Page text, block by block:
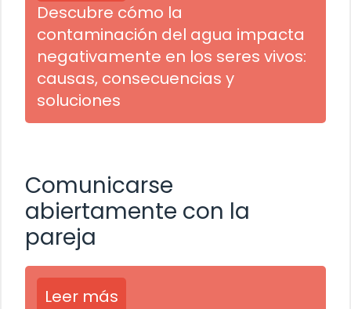
Descubre cómo la
contaminación del agua impacta
negativamente en los seres vivos:
causas, consecuencias y
soluciones
Comunicarse
abiertamente con la
pareja
Leer más